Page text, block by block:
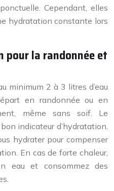
Cependant, elles
hydratation constante lors
pour la randonnée et
minimum 2 à 3 litres d’eau
en randonnée ou en
même sans soif. Le
indicateur d’hydratation.
hydrater pour compenser
En cas de forte chaleur,
eau et consommez des